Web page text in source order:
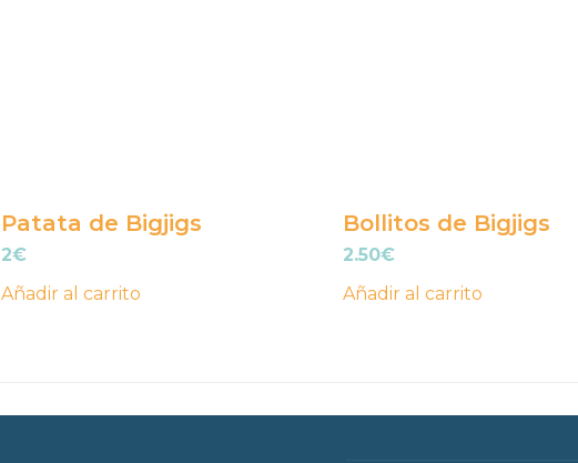
Patata de Bigjigs
2€
Añadir al carrito
Bollitos de Bigjigs
2.50€
Añadir al carrito